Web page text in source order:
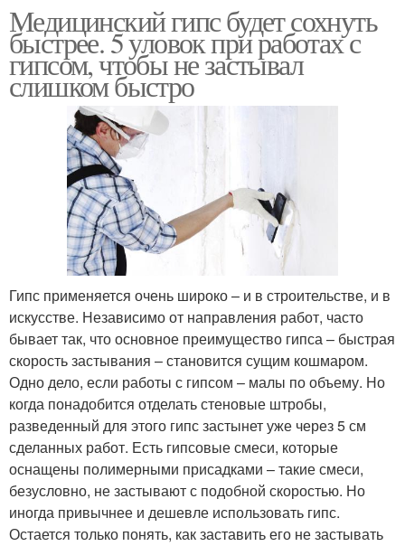
Медицинский гипс будет сохнуть
быстрее. 5 уловок при работах с
гипсом, чтобы не застывал
слишком быстро
Гипс применяется очень широко – и в строительстве, и в
искусстве. Независимо от направления работ, часто
бывает так, что основное преимущество гипса – быстрая
скорость застывания – становится сущим кошмаром.
Одно дело, если работы с гипсом – малы по объему. Но
когда понадобится отделать стеновые штробы,
разведенный для этого гипс застынет уже через 5 см
сделанных работ. Есть гипсовые смеси, которые
оснащены полимерными присадками – такие смеси,
безусловно, не застывают с подобной скоростью. Но
иногда привычнее и дешевле использовать гипс.
Остается только понять, как заставить его не застывать